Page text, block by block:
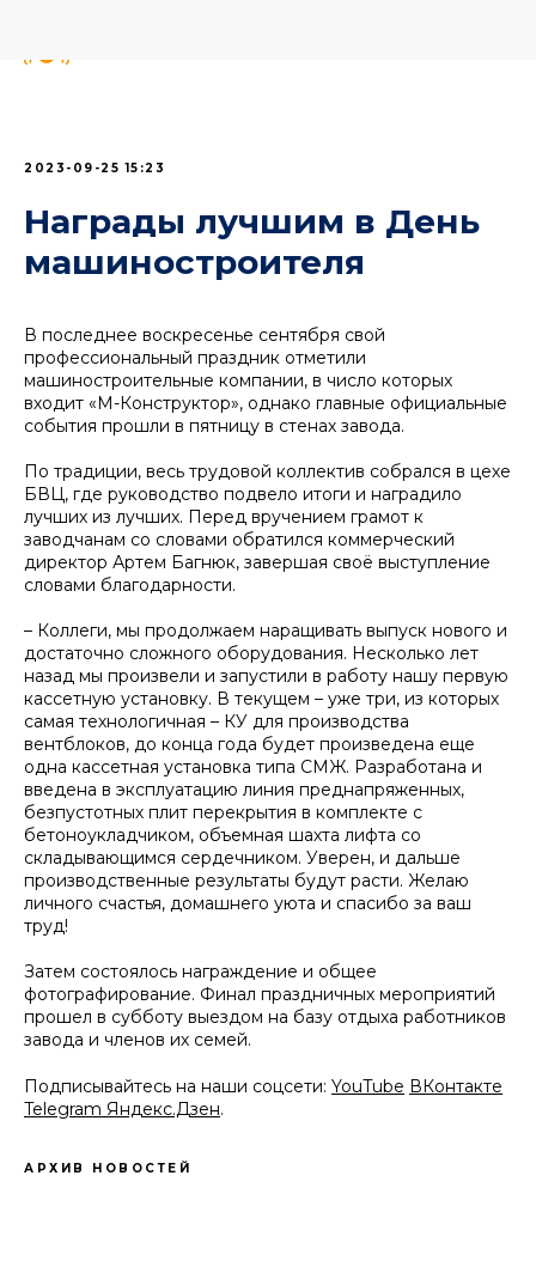
2023-09-25 15:23
Награды лучшим в День
машиностроителя
В последнее воскресенье сентября свой
профессиональный праздник отметили
машиностроительные компании, в число которых
входит «М-Конструктор», однако главные официальные
события прошли в пятницу в стенах завода.
По традиции, весь трудовой коллектив собрался в цехе
БВЦ, где руководство подвело итоги и наградило
лучших из лучших. Перед вручением грамот к
заводчанам со словами обратился коммерческий
директор Артем Багнюк, завершая своё выступление
словами благодарности.
– Коллеги, мы продолжаем наращивать выпуск нового и
достаточно сложного оборудования. Несколько лет
назад мы произвели и запустили в работу нашу первую
кассетную установку. В текущем – уже три, из которых
самая технологичная – КУ для производства
вентблоков, до конца года будет произведена еще
одна кассетная установка типа СМЖ. Разработана и
введена в эксплуатацию линия преднапряженных,
безпустотных плит перекрытия в комплекте с
бетоноукладчиком, объемная шахта лифта со
складывающимся сердечником. Уверен, и дальше
производственные результаты будут расти. Желаю
личного счастья, домашнего уюта и спасибо за ваш
труд!
Затем состоялось награждение и общее
фотографирование. Финал праздничных мероприятий
прошел в субботу выездом на базу отдыха работников
завода и членов их семей.
Подписывайтесь на наши соцсети: YouTube ВКонтакте
Telegram Яндекс.Дзен.
АРХИВ НОВОСТЕЙ